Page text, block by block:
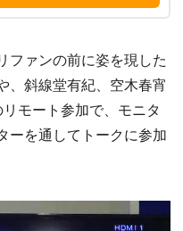
ァンの前に姿を現した
、斜線堂有紀、空木春宵
モート参加で、モニタ
ーを通してトークに参加